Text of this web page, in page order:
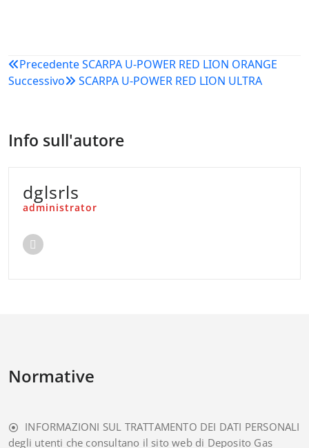
Navigazione
articoli
PrecedenteSCARPA U-POWER RED LION ORANGE
Successivo
SCARPA U-POWER RED LION ULTRA
Info sull'autore
dglsrls
administrator
Normative
INFORMAZIONI SUL TRATTAMENTO DEI DATI PERSONALI
degli utenti che consultano il sito web di Deposito Gas